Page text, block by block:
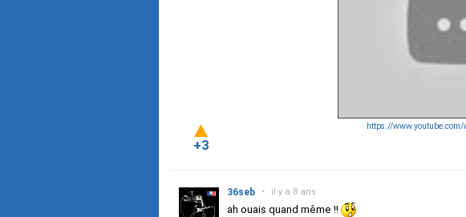
https://
+3
36seb • il y a 8 ans
ah ouais quand même !!